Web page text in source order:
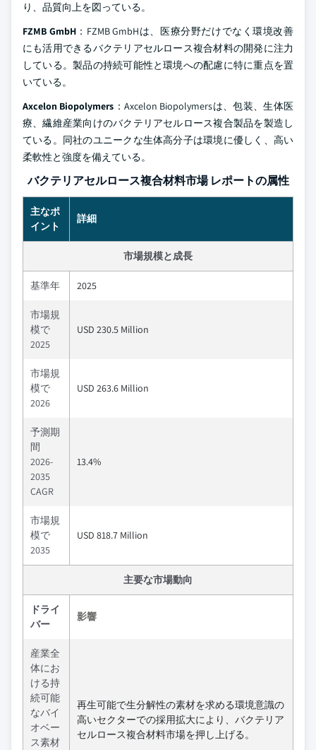
り、品質向上を図っている。
FZMB GmbH：FZMB GmbHは、医療分野だけでなく環境改善
にも活用できるバクテリアセルロース複合材料の開発に注力
している。製品の持続可能性と環境への配慮に特に重点を置
いている。
Axcelon Biopolymers ：Axcelon Biopolymersは、包装、生体医
療、繊維産業向けのバクテリアセルロース複合製品を製造し
ている。同社のユニークな生体高分子は環境に優しく、高い
柔軟性と強度を備えている。
バクテリアセルロース複合材料市場 レポートの属性
主なポ
イント
詳細
市場規模と成長
基準年 2025
市場規
模で
2025
USD 230.5 Million
市場規
模で
2026
USD 263.6 Million
予測期
間
2026-
2035
CAGR
13.4%
市場規
模で
2035
USD 818.7 Million
主要な市場動向
ドライ
バー
影響
産業全
体にお
ける持
続可能
なバイ
オベー
ス素材
再生可能で生分解性の素材を求める環境意識の
高いセクターでの採用拡大により、バクテリア
セルロース複合材料市場を押し上げる。